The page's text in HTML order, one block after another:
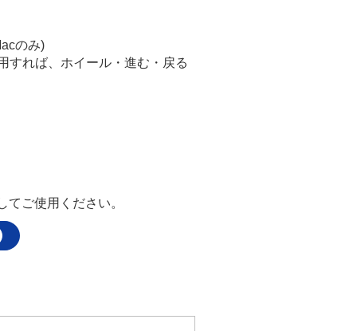
のみ)
すれば、ホイール・進む・戻る
ご使用ください。